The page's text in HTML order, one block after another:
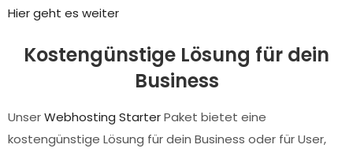
Hier geht es weiter
Kostengünstige Lösung für dein
Business
UnserWebhosting StarterPaket bietet eine
kostengünstige Lösung für dein Business oder für User,